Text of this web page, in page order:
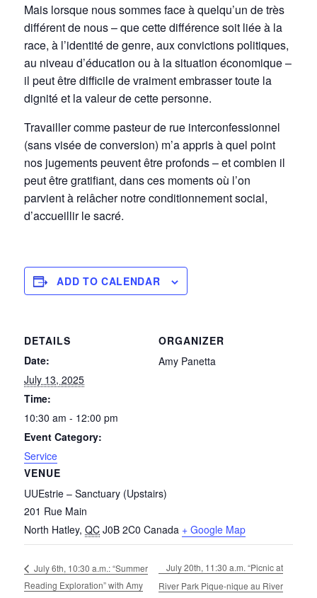
Mais lorsque nous sommes face à quelqu’un de très
différent de nous – que cette différence soit liée à la
race, à l’identité de genre, aux convictions politiques,
au niveau d’éducation ou à la situation économique –
il peut être difficile de vraiment embrasser toute la
dignité et la valeur de cette personne.
Travailler comme pasteur de rue interconfessionnel
(sans visée de conversion) m’a appris à quel point
nos jugements peuvent être profonds – et combien il
peut être gratifiant, dans ces moments où l’on
parvient à relâcher notre conditionnement social,
d’accueillir le sacré.
ADD TO CALENDAR
DETAILS
Date:
July 13, 2025
Time:
10:30 am - 12:00 pm
Event Category:
Service
VENUE
UUEstrie – Sanctuary (Upstairs)
201 Rue Main
North Hatley, QC J0B 2C0 Canada + Google Map
ORGANIZER
Amy Panetta
July 6th, 10:30 a.m.: “Summer
Reading Exploration” with Amy
July 20th, 11:30 a.m. “Picnic at
River Park Pique-nique au River